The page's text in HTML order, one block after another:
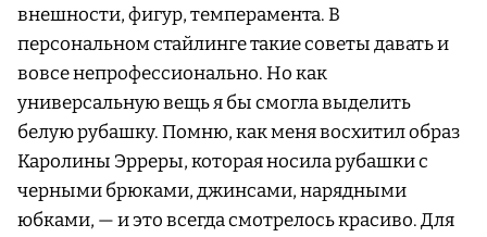
внешности, фигур, темперамента. В
персональном стайлинге такие советы давать и
вовсе непрофессионально. Но как
универсальную вещь я бы смогла выделить
белую рубашку. Помню, как меня восхитил образ
Каролины Эрреры, которая носила рубашки с
черными брюками, джинсами, нарядными
юбками, — и это всегда смотрелось красиво. Для